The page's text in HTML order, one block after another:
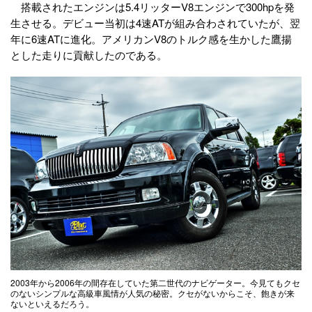
搭載されたエンジンは5.4リッターV8エンジンで300hpを発
生させる。デビュー当初は4速ATが組み合わされていたが、翌
年に6速ATに進化。アメリカンV8のトルク感を生かした鷹揚
とした走りに貢献したのである。
2003年から2006年の間存在していた第二世代のナビゲーター。今見てもクセ
のないシンプルな高級車風情が人気の秘密。クセがないからこそ、飽きが来
ないといえるだろう。